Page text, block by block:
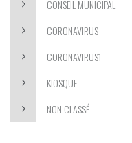
CONSEIL MUNICIPAL
CORONAVIRUS
CORONAVIRUS1
KIOSQUE
NON CLASSÉ